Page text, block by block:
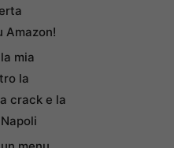
Amazon!
mia
la
crack e la